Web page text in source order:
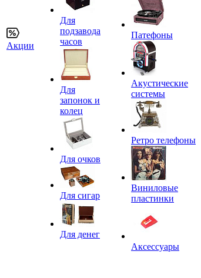
Акции
Для
подзавода
часов
Для
запонок и
колец
Для очков
Для сигар
Для денег
Патефоны
Акустические
системы
Ретро телефоны
Виниловые
пластинки
Аксессуары